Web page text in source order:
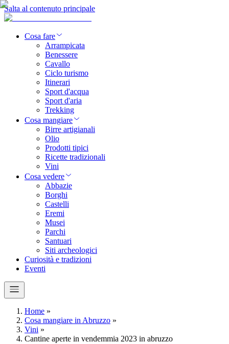
Salta al contenuto principale
Cosa fare
Arrampicata
Benessere
Cavallo
Ciclo turismo
Itinerari
Sport d'acqua
Sport d'aria
Trekking
Cosa mangiare
Birre artigianali
Olio
Prodotti tipici
Ricette tradizionali
Vini
Cosa vedere
Abbazie
Borghi
Castelli
Eremi
Musei
Parchi
Santuari
Siti archeologici
Curiosità e tradizioni
Eventi
Home »
Cosa mangiare in Abruzzo »
Vini »
Cantine aperte in vendemmia 2023 in abruzzo